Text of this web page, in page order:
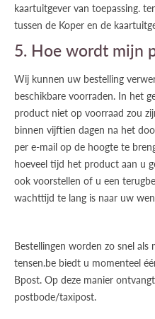
kaartuitgever van toepassing.
tussen de Koper en de
5. Hoe wordt mijn
Wij kunnen uw bestelling
beschikbare voorraden. In het
product niet op voorraad zou
binnen vijftien dagen na het
per e-mail op de hoogte te
hoeveel tijd het product aan u
ook voorstellen of u een
wachttijd te lang is naar uw
Bestellingen worden zo snel als
tensen.be biedt u momenteel
Bpost. Op deze manier
postbode/taxipost.